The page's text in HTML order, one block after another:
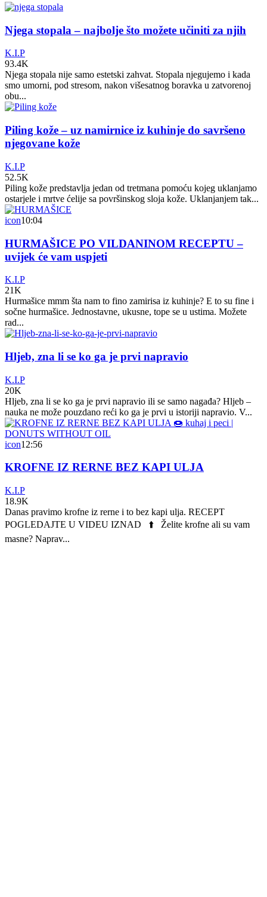
Njega stopala – najbolje što možete učiniti za njih
K.I.P
93.4K
Njega stopala nije samo estetski zahvat. Stopala njegujemo i kada
smo umorni, pod stresom, nakon višesatnog boravka u zatvorenoj
obu...
Piling kože – uz namirnice iz kuhinje do savršeno
njegovane kože
K.I.P
52.5K
Piling kože predstavlja jedan od tretmana pomoću kojeg uklanjamo
ostarjele i mrtve ćelije sa površinskog sloja kože. Uklanjanjem tak...
icon10:04
HURMAŠICE PO VILDANINOM RECEPTU –
uvijek će vam uspjeti
K.I.P
21K
Hurmašice mmm šta nam to fino zamirisa iz kuhinje? E to su fine i
sočne hurmašice. Jednostavne, ukusne, tope se u ustima. Možete
rad...
Hljeb, zna li se ko ga je prvi napravio
K.I.P
20K
Hljeb, zna li se ko ga je prvi napravio ili se samo nagađa? Hljeb –
nauka ne može pouzdano reći ko ga je prvi u istoriji napravio. V...
icon12:56
KROFNE IZ RERNE BEZ KAPI ULJA
K.I.P
18.9K
Danas pravimo krofne iz rerne i to bez kapi ulja. RECEPT
POGLEDAJTE U VIDEU IZNAD ⬆️ Želite krofne ali su vam
masne? Naprav...